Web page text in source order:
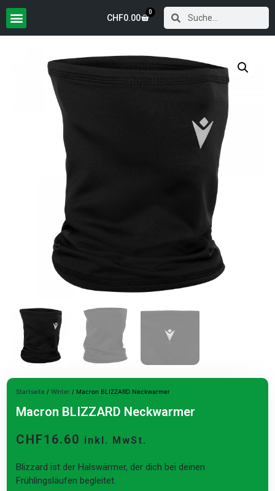
CHF0.00
0
Startseite / Winter / Macron BLIZZARD Neckwarmer
Macron BLIZZARD Neckwarmer
CHF16.60 inkl. MwSt.
Blizzard ist der Halswärmer, der dich bei deinen
Frühlingsläufen begleitet.